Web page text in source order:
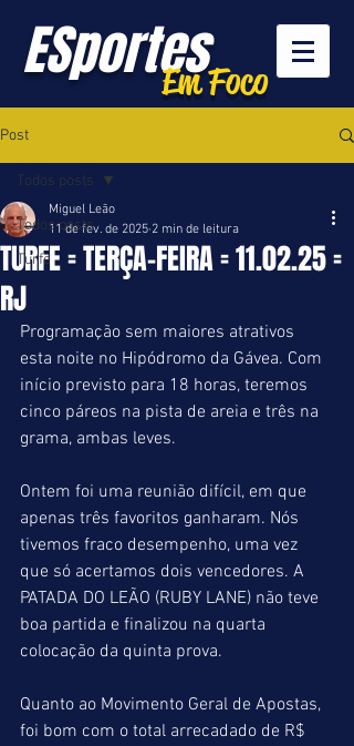
ESportesEm Foco
Post
Todos posts
Turfe
Todos posts
TURFE = TERÇA-FEIRA = 11.02.25 =
RJ
Miguel Leão
11 de fev. de 2025 2 min de leitura
Programação sem maiores atrativos
esta noite no Hipódromo da Gávea. Com
início previsto para 18 horas, teremos
cinco páreos na pista de areia e três na
grama, ambas leves.
Ontem foi uma reunião difícil, em que
apenas três favoritos ganharam. Nós
tivemos fraco desempenho, uma vez
que só acertamos dois vencedores. A
PATADA DO LEÃO (RUBY LANE) não teve
boa partida e finalizou na quarta
colocação da quinta prova.
Quanto ao Movimento Geral de Apostas,
foi bom com o total arrecadado de R$